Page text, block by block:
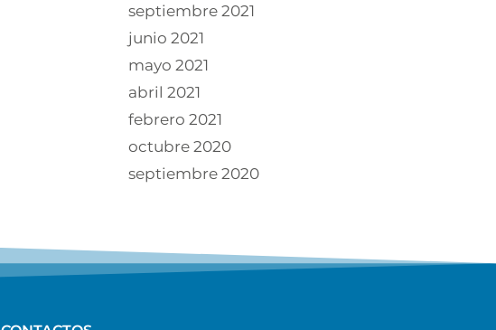
septiembre 2021
junio 2021
mayo 2021
abril 2021
febrero 2021
octubre 2020
septiembre 2020